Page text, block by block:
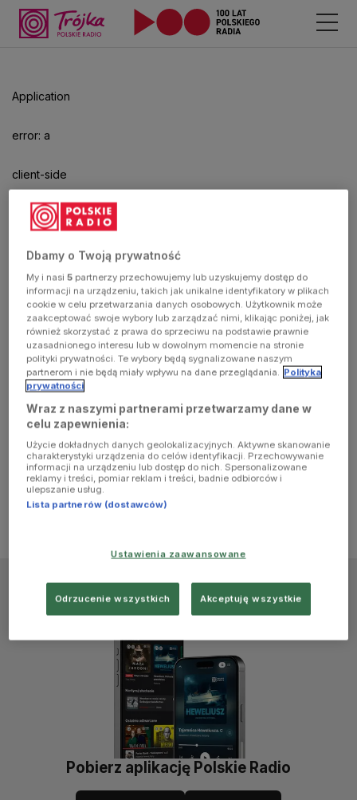
Application
error: a
client-side
exception
has
occurred
(see the
browser
console for
more
information)
aby
odtwarzać.
Pobierz aplikację Polskie Radio
Dbamy o Twoją prywatność
My i nasi5 partnerzy przechowujemy lub uzyskujemy dostęp do
informacji na urządzeniu, takich jak unikalne identyfikatory w plikach
cookie w celu przetwarzania danych osobowych. Użytkownik może
zaakceptować swoje wybory lub zarządzać nimi, klikając poniżej, jak
również skorzystać z prawa do sprzeciwu na podstawie prawnie
uzasadnionego interesu lub w dowolnym momencie na stronie
polityki prywatności. Te wybory będą sygnalizowane naszym
partnerom i nie będą miały wpływu na dane przeglądania. Polityka
prywatności
Wraz z naszymi partnerami przetwarzamy dane w
celu zapewnienia:
Użycie dokładnych danych geolokalizacyjnych. Aktywne skanowanie
charakterystyki urządzenia do celów identyfikacji. Przechowywanie
informacji na urządzeniu lub dostęp do nich. Spersonalizowane
reklamy i treści, pomiar reklam i treści, badnie odbiorców i
ulepszanie usług.
Lista partnerów (dostawców)
Ustawienia zaawansowane
Odrzucenie wszystkich Akceptuję wszystkie